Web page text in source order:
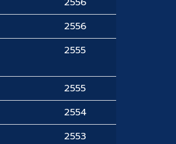
2556
2555
2555
2554
2553